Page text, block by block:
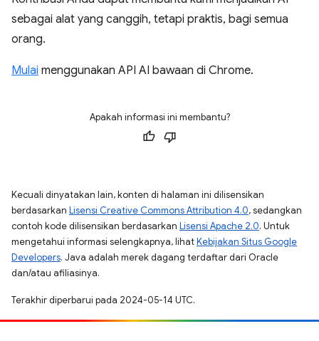
sebagai alat yang canggih, tetapi praktis, bagi semua
orang.
Mulai menggunakan API AI bawaan di Chrome.
Apakah informasi ini membantu?
Kecuali dinyatakan lain, konten di halaman ini dilisensikan
berdasarkan Lisensi Creative Commons Attribution 4.0, sedangkan
contoh kode dilisensikan berdasarkan Lisensi Apache 2.0. Untuk
mengetahui informasi selengkapnya, lihatKebijakan Situs Google
Developers. Java adalah merek dagang terdaftar dari Oracle
dan/atau afiliasinya.
Terakhir diperbarui pada 2024-05-14 UTC.